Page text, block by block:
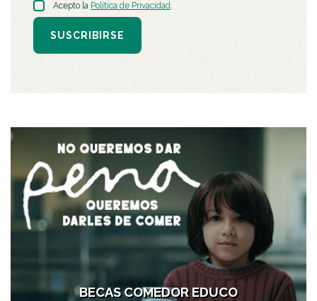
Acepto la Política de Privacidad.
SUSCRIBIRSE
BECAS COMEDOR EDUCO